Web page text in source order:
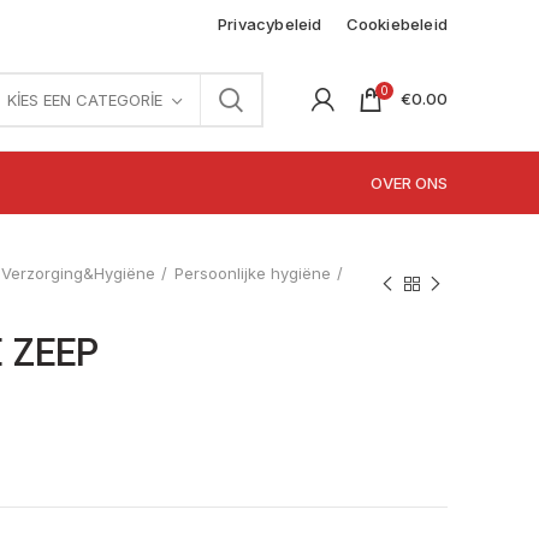
Privacybeleid Cookiebeleid
KIES EEN CATEGORIE 0 €0.00
OVER ONS
Verzorging&Hygiëne Persoonlijke hygiëne